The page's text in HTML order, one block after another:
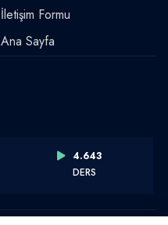
İletişim Formu
Ana Sayfa
4.643
DERS